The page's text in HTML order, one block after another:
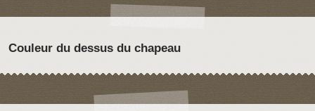
Couleur du dessus du chapeau